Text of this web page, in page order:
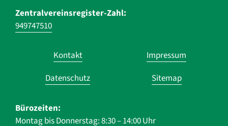
Zentralvereinsregister-Zahl:
949747510
Navigation
überspringen
Kontakt
Impressum
Datenschutz
Sitemap
Bürozeiten:
Montag bis Donnerstag: 8:30 – 14:00 Uhr